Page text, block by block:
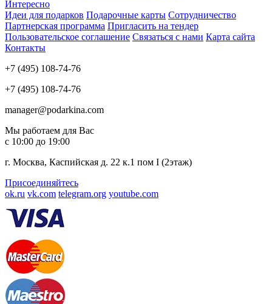
Интересно
Идеи для подарков Подарочные карты Сотрудничество
Партнерская программа Пригласить на тендер
Пользовательское соглашение Связаться с нами Карта сайта
Контакты
+7 (495) 108-74-76
+7 (495) 108-74-76
manager@podarkina.com
Мы работаем для Вас
с 10:00 до 19:00
г. Москва, Каспийская д. 22 к.1 пом I (2этаж)
Присоединяйтесь
ok.ru vk.com telegram.org youtube.com